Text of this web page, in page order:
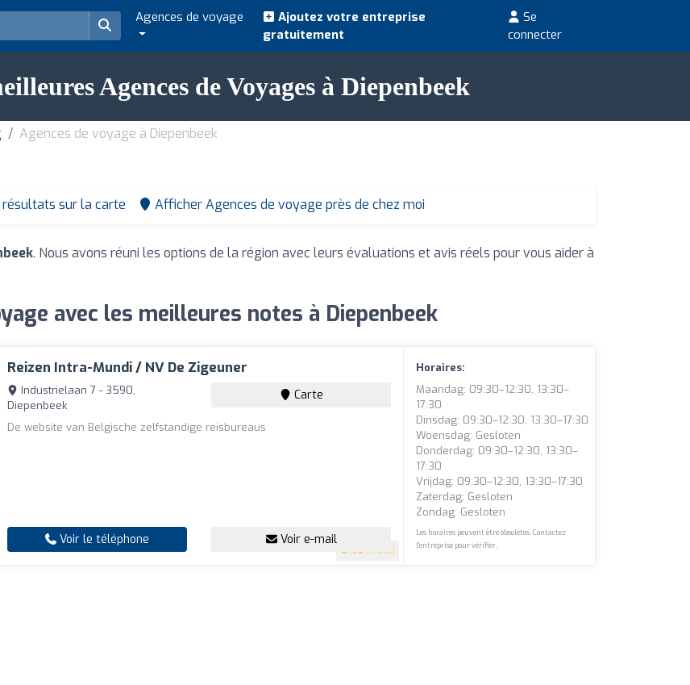
Agences de voyage
Ajoutez votre entreprise
gratuitement
Se
connecter
Agences de Voyages à Diepenbeek
Agences de voyage à Diepenbeek
résultats sur la carte Afficher Agences de voyage près de chez moi
. Nous avons réuni les options de la région avec leurs évaluations et avis réels pour vous aider à
avec les meilleures notes à Diepenbeek
Reizen Intra-Mundi / NV De Zigeuner
4.6 (11 avis)
Industrielaan 7 - 3590,
Diepenbeek
Carte
De website van Belgische zelfstandige reisbureaus
Voir le téléphone Voir e-mail
Horaires:
Maandag: 09:30–12:30, 13:30–
17:30
Dinsdag: 09:30–12:30, 13:30–17:30
Woensdag: Gesloten
Donderdag: 09:30–12:30, 13:30–
17:30
Vrijdag: 09:30–12:30, 13:30–17:30
Zaterdag: Gesloten
Zondag: Gesloten
Les horaires peuvent être obsolètes. Contactez
l'entreprise pour vérifier.